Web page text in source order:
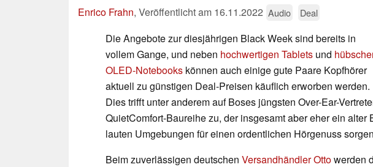
Enrico Frahn, Veröffentlicht am 16.11.2022 Audio Deal
Die Angebote zur diesjährigen Black Week sind bereits in
vollem Gange, und neben hochwertigen Tablets und
OLED-Notebooks können auch einige gute Paare Kopfhörer
aktuell zu günstigen Deal-Preisen käuflich erworben werden.
Dies trifft unter anderem auf Boses jüngsten Over-Ear-
QuietComfort-Baureihe zu, der insgesamt aber eher ein alter
lauten Umgebungen für einen ordentlichen Hörgenuss
Beim zuverlässigen deutschen Versandhändler Ottowerden